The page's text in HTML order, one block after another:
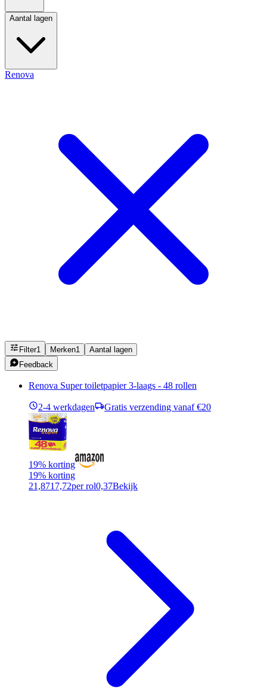
Aantal lagen
Renova
Filter1 Merken1
Aantal lagen
Feedback
Renova Super toiletpapier 3-laags - 48 rollen
2-4 werkdagen Gratis verzending vanaf €20
19% korting
19% korting
21,8717,72per rol0,37Bekijk